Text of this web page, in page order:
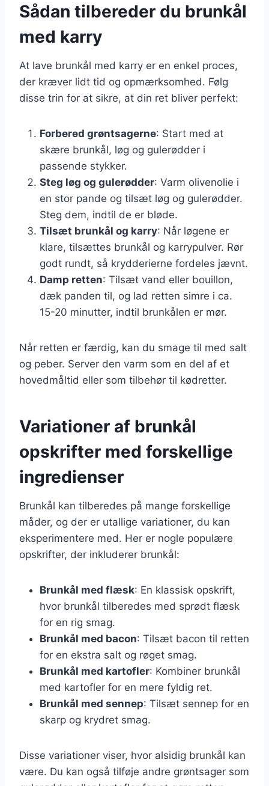
Sådan tilbereder du brunkål
med karry
At lave brunkål med karry er en enkel proces,
der kræver lidt tid og opmærksomhed. Følg
disse trin for at sikre, at din ret bliver perfekt:
Forbered grøntsagerne: Start med at
skære brunkål, løg og gulerødder i
passende stykker.
Steg løg og gulerødder: Varm olivenolie i
en stor pande og tilsæt løg og gulerødder.
Steg dem, indtil de er bløde.
Tilsæt brunkål og karry: Når løgene er
klare, tilsættes brunkål og karrypulver. Rør
godt rundt, så krydderierne fordeles jævnt.
Damp retten: Tilsæt vand eller bouillon,
dæk panden til, og lad retten simre i ca.
15-20 minutter, indtil brunkålen er mør.
Når retten er færdig, kan du smage til med salt
og peber. Server den varm som en del af et
hovedmåltid eller som tilbehør til kødretter.
Variationer af brunkål
opskrifter med forskellige
ingredienser
Brunkål kan tilberedes på mange forskellige
måder, og der er utallige variationer, du kan
eksperimentere med. Her er nogle populære
opskrifter, der inkluderer brunkål:
Brunkål med flæsk: En klassisk opskrift,
hvor brunkål tilberedes med sprødt flæsk
for en rig smag.
Brunkål med bacon: Tilsæt bacon til retten
for en ekstra salt og røget smag.
Brunkål med kartofler: Kombiner brunkål
med kartofler for en mere fyldig ret.
Brunkål med sennep: Tilsæt sennep for en
skarp og krydret smag.
Disse variationer viser, hvor alsidig brunkål kan
være. Du kan også tilføje andre grøntsager som